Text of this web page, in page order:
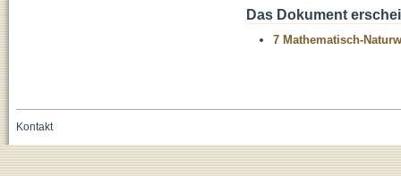
Das Dokument
7 Mathematisch-
Kontakt